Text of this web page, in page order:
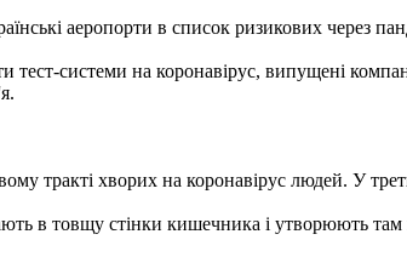
аеропорти в список ризикових через
тест-системи на коронавірус, випущені
тракті хворих на коронавірус людей. У
в товщу стінки кишечника і утворюють